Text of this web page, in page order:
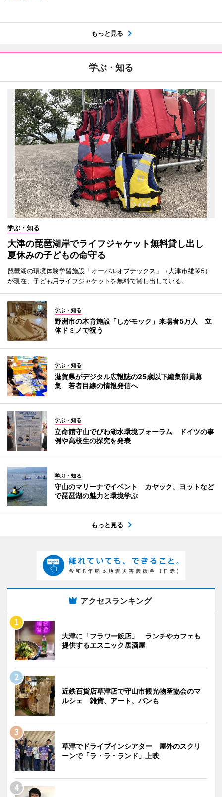
もっと見る
学ぶ・知る
学ぶ・知る
大津の琵琶湖岸でライフジャケット無料貸し出し
夏休みの子どもの命守る
琵琶湖の環境体験学習施設「オーパルオプテックス」（大津市雄琴5）
が現在、子ども用ライフジャケットを無料で貸し出している。
学ぶ・知る
野洲市の木育施設「しがモック」来場者5万人 立
体ドミノで祝う
学ぶ・知る
滋賀県がデジタル広報誌の25歳以下編集部員募
集 若者目線の情報発信へ
学ぶ・知る
立命館守山でびわ湖水環境フォーラム ドイツの事
例や高校生の探究を発表
学ぶ・知る
守山のマリーナでイベント カヤック、ヨットなど
で琵琶湖の魅力と環境学ぶ
もっと見る
アクセスランキング
大津に「フラワー飯店」 ランチやカフェも
提供するエスニック居酒屋
近鉄百貨店草津店で守山市観光物産協会のマ
ルシェ 雑貨、アート、パンも
草津でドライブインシアター 屋外のスクリ
ーンで「ラ・ラ・ランド」上映